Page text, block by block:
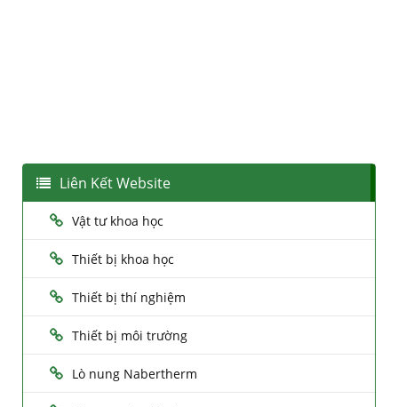
Liên Kết Website
Vật tư khoa học
Thiết bị khoa học
Thiết bị thí nghiệm
Thiết bị môi trường
Lò nung Nabertherm